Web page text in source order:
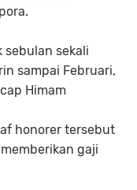
sebulan sekali
sampai Februari,
Himam
honorer tersebut
gaji